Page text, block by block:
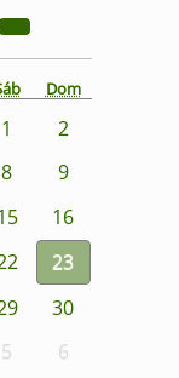
Dom
1
2
8
9
16
23
30
5 6